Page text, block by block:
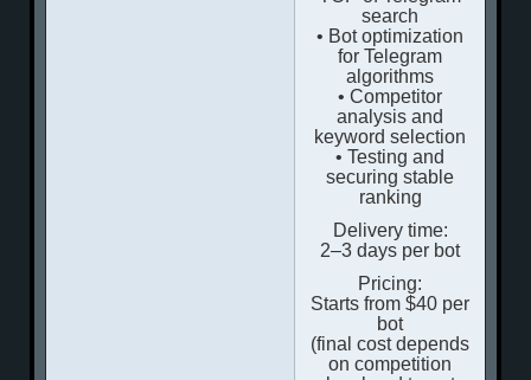
search
• Bot optimization
for Telegram
algorithms
• Competitor
analysis and
keyword selection
• Testing and
securing stable
ranking
Delivery time:
2–3 days per bot
Pricing:
Starts from $40 per
bot
(final cost depends
on competition